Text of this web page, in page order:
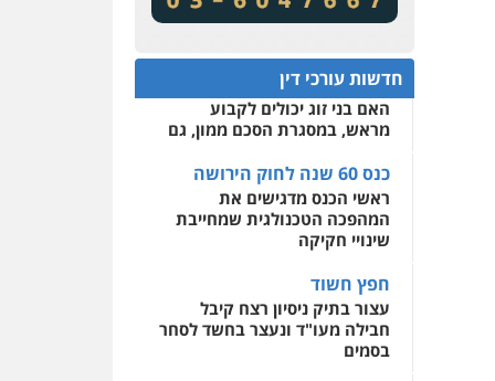
שירותים מקצועיים לעורכי
דין
0522508109
אחסון אתרים
מהירות הגנה גיבוי
לעורכי דין
מרכז התחלה חדשה
שירותים מקצועיים לעורכי
דין
0544500346
חדשות עורכי דין
מע"מ ומוסדות ללא כוונת רווח
המתח שבין חוק יחסי ממון
לבין חוק הירושה
האם בני זוג יכולים לקבוע
מראש, במסגרת הסכם ממון, גם
כנס 60 שנה לחוק הירושה
ראשי הכנס מדגישים את
המהפכה הטכנולגית שמחייבת
שינויי חקיקה
חפץ חשוד
עצור בתיק ניסיון רצח קיבל
חבילה מעו"ד ונעצר בחשד לסחר
בסמים